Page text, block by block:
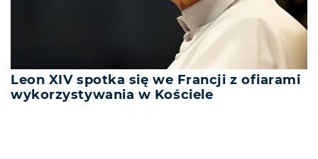
Leon XIV spotka się we Francji z ofiarami
wykorzystywania w Kościele